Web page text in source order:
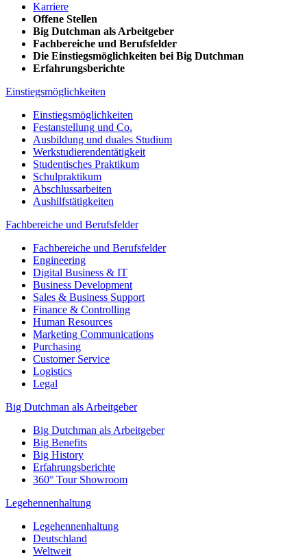
Karriere
Offene Stellen
Big Dutchman als Arbeitgeber
Fachbereiche und Berufsfelder
Die Einstiegsmöglichkeiten bei Big Dutchman
Erfahrungsberichte
Einstiegsmöglichkeiten
Einstiegsmöglichkeiten
Festanstellung und Co.
Ausbildung und duales Studium
Werkstudierendentätigkeit
Studentisches Praktikum
Schulpraktikum
Abschlussarbeiten
Aushilfstätigkeiten
Fachbereiche und Berufsfelder
Fachbereiche und Berufsfelder
Engineering
Digital Business & IT
Business Development
Sales & Business Support
Finance & Controlling
Human Resources
Marketing Communications
Purchasing
Customer Service
Logistics
Legal
Big Dutchman als Arbeitgeber
Big Dutchman als Arbeitgeber
Big Benefits
Big History
Erfahrungsberichte
360° Tour Showroom
Legehennenhaltung
Legehennenhaltung
Deutschland
Weltweit